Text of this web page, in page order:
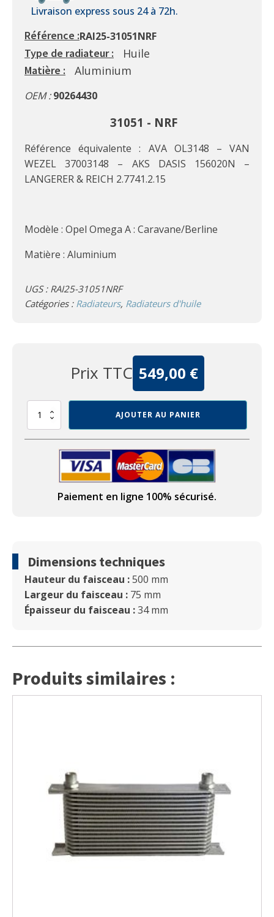
Livraison express sous 24 à 72h.
Référence :RAI25-31051NRF
Type de radiateur : Huile
Matière : Aluminium
OEM :90264430
31051 - NRF
Référence équivalente : AVA OL3148 – VAN
WEZEL 37003148 – AKS DASIS 156020N –
LANGERER & REICH 2.7741.2.15
Modèle : Opel Omega A : Caravane/Berline
Matière : Aluminium
UGS : RAI25-31051NRF
Catégories : Radiateurs, Radiateurs d'huile
Prix TTC 549,00 €
quantité
AJOUTER AU PANIER
Paiement en ligne 100% sécurisé.
Dimensions techniques
Hauteur du faisceau :500 mm
Largeur du faisceau : 75 mm
Épaisseur du faisceau :34mm
Produits similaires :